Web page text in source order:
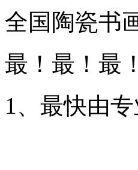
全国陶瓷书
最！最！最
1、最快由